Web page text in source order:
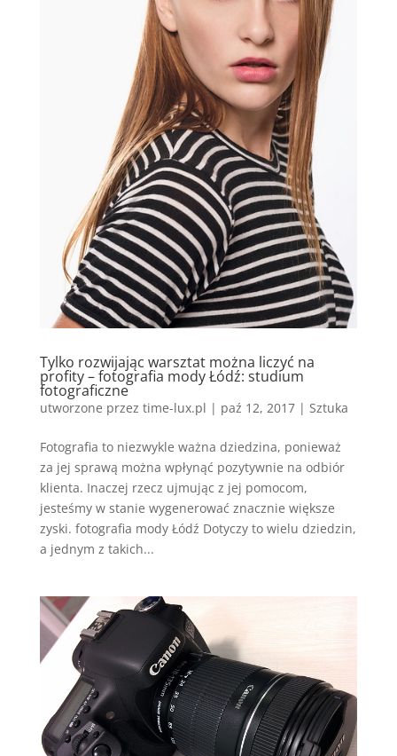
Tylko rozwijając warsztat można liczyć na
profity – fotografia mody Łódź: studium
fotograficzne
utworzone przez time-lux.pl | paź 12, 2017| Sztuka
Fotografia to niezwykle ważna dziedzina, ponieważ
za jej sprawą można wpłynąć pozytywnie na odbiór
klienta. Inaczej rzecz ujmując z jej pomocom,
jesteśmy w stanie wygenerować znacznie większe
zyski. fotografia mody Łódź Dotyczy to wielu dziedzin,
a jednym z takich...